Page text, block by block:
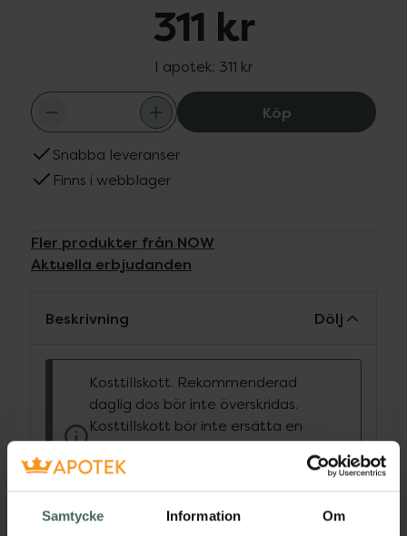
Samtycke Information Om
311 kr
I apotek: 311 kr
KöpNOW Coq10
Snabba leveranser
Finns i webblager
Fler produkter från NOW
Aktuella erbjudanden
Beskrivning Dölj
Kosttillskott. Rekommenderad
daglig dos bör inte överskridas.
Kosttillskott bör inte ersätta en
varierad kost och en hälsosam
livsstil. Förvaras utom räckhåll för
små barn.
Koenzym Q10 (Q10) är en vitaminliknande